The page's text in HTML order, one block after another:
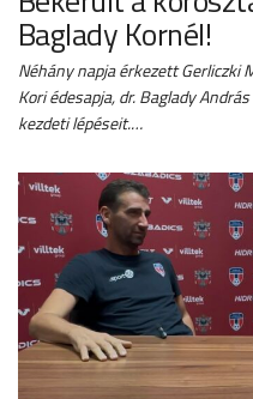
Baglady Kornél!
Néhány napja érkezett Gerliczki
Kori édesapja, dr. Baglady
kezdeti lépéseit.…